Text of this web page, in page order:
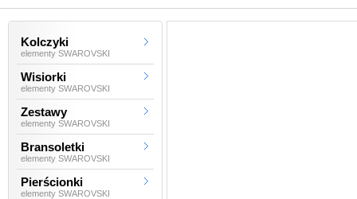
Kolczyki
elementy SWAROVSKI
Wisiorki
elementy SWAROVSKI
Zestawy
elementy SWAROVSKI
Bransoletki
elementy SWAROVSKI
Pierścionki
elementy SWAROVSKI